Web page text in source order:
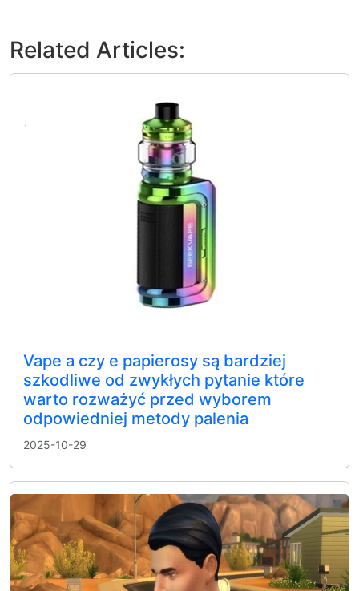
Related Articles:
Vape a czy e papierosy są bardziej
szkodliwe od zwykłych pytanie które
warto rozważyć przed wyborem
odpowiedniej metody palenia
2025-10-29